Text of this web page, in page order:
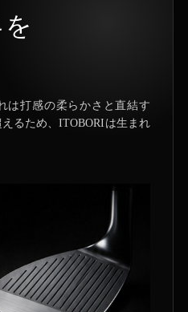
は打感の柔らかさと直結す
るため、ITOBORIは生まれ